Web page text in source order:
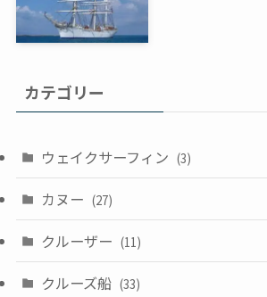
カテゴリー
ウェイクサーフィン (3)
カヌー (27)
クルーザー (11)
クルーズ船 (33)